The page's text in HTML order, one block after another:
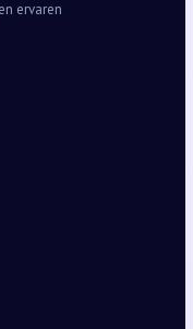
ervaren